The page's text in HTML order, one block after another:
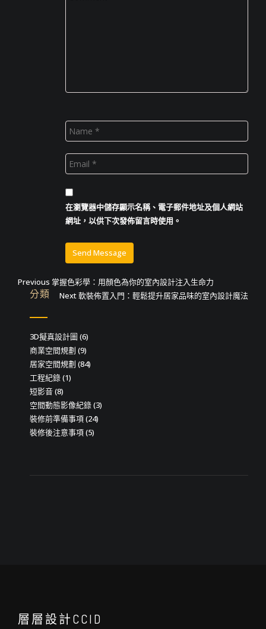
在瀏覽器中儲存顯示名稱、電子郵件地址及個人網站
網址，以供下次發佈留言時使用。
文
覽
Previous Previous
post:
掌握色彩學：用顏色為你的室內設計注入生命力
NextNext
軟裝佈置入門：輕鬆提升居家品味的室內設計魔法
分類
3D擬真設計圖 (6)
商業空間規劃 (9)
居家空間規劃 (84)
工程紀錄(1)
短影音(8)
空間動態影像紀錄(3)
裝修前準備事項(24)
裝修後注意事項(5)
層層設計CCID